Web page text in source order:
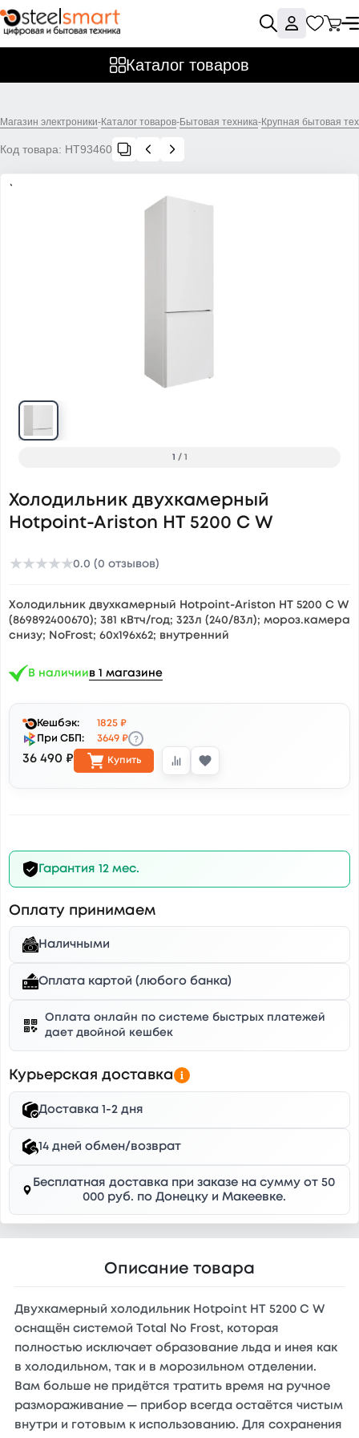
Каталог товаров
Магазин электроники-Каталог товаров-Бытовая техника-Крупная бытовая
Код товара: НТ93460
1 / 1
Холодильник двухкамерный
Hotpoint-Ariston HT 5200 C W
★★★★★0.0 (0 отзывов)
Холодильник двухкамерный Hotpoint-Ariston HT 5200 C W
(869892400670); 381 кВтч/год; 323л (240/83л); мороз.камера
снизу; NoFrost; 60x196x62; внутренний
В наличиив 1 магазине
Кешбэк:
1825 ₽
При СБП:
3649 ₽ ?
36 490 ₽ Купить
Гарантия 12 мес.
Оплату принимаем
Наличными
Оплата картой (любого банка)
Оплата онлайн по системе быстрых платежей
дает двойной кешбек
Курьерская доставка
Доставка 1-2 дня
14 дней обмен/возврат
Бесплатная доставка при заказе на сумму от 50
000 руб. по Донецку и Макеевке.
Описание товара
Двухкамерный холодильник Hotpoint HT 5200 C W
оснащён системой Total No Frost, которая
полностью исключает образование льда и инея как
в холодильном, так и в морозильном отделении.
Вам больше не придётся тратить время на ручное
размораживание — прибор всегда остаётся чистым
внутри и готовым к использованию. Для сохранения